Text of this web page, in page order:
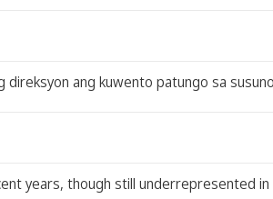
direksyon ang kuwento patungo sa
years, though still underrepresented in